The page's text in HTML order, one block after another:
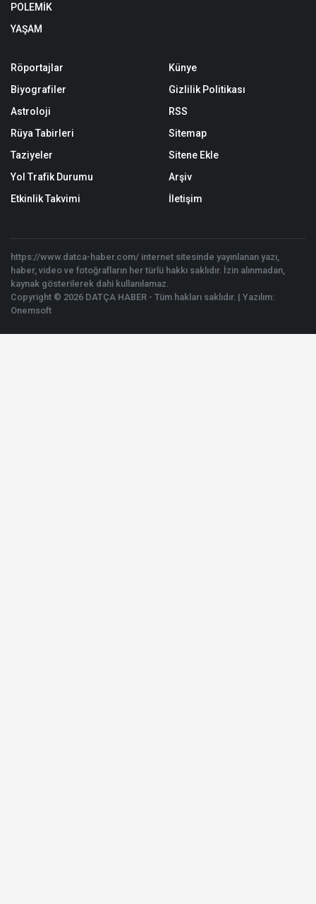
POLEMİK
YAŞAM
Röportajlar
Biyografiler
Astroloji
Rüya Tabirleri
Taziyeler
Yol Trafik Durumu
Etkinlik Takvimi
Künye
Gizlilik Politikası
RSS
Sitemap
Sitene Ekle
Arşiv
İletişim
https://www.datca-haber.com/ internet sitesinde yayınlanan yazı,
haber, video ve fotoğrafların her türlü hakkı saklıdır. İzin alınmadan,
kaynak gösterilerek dahi kullanılamaz.
Copyright © 2026 DATÇA HABER - Tüm hakları saklıdır. | Yazılım:
Onemsoft